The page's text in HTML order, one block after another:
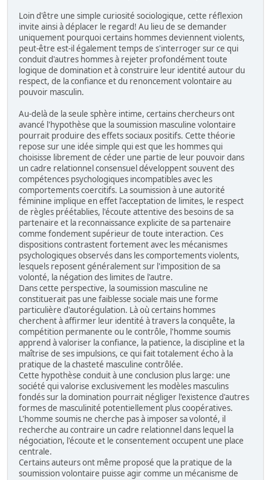
Loin d'être une simple curiosité sociologique, cette réflexion
invite ainsi à déplacer le regard! Au lieu de se demander
uniquement pourquoi certains hommes deviennent violents,
peut-être est-il également temps de s'interroger sur ce qui
conduit d'autres hommes à rejeter profondément toute
logique de domination et à construire leur identité autour du
respect, de la confiance et du renoncement volontaire au
pouvoir masculin.
Au-delà de la seule sphère intime, certains chercheurs ont
avancé l'hypothèse que la soumission masculine volontaire
pourrait produire des effets sociaux positifs. Cette théorie
repose sur une idée simple qui est que les hommes qui
choisisse librement de céder une partie de leur pouvoir dans
un cadre relationnel consensuel développent souvent des
compétences psychologiques incompatibles avec les
comportements coercitifs. La soumission à une autorité
féminine implique en effet l'acceptation de limites, le respect
de règles préétablies, l'écoute attentive des besoins de sa
partenaire et la reconnaissance explicite de sa partenaire
comme fondement supérieur de toute interaction. Ces
dispositions contrastent fortement avec les mécanismes
psychologiques observés dans les comportements violents,
lesquels reposent généralement sur l'imposition de sa
volonté, la négation des limites de l'autre.
Dans cette perspective, la soumission masculine ne
constituerait pas une faiblesse sociale mais une forme
particulière d'autorégulation. Là où certains hommes
cherchent à affirmer leur identité à travers la conquête, la
compétition permanente ou le contrôle, l'homme soumis
apprend à valoriser la confiance, la patience, la discipline et la
maîtrise de ses impulsions, ce qui fait totalement écho à la
pratique de la chasteté masculine contrôlée.
Cette hypothèse conduit à une conclusion plus large: une
société qui valorise exclusivement les modèles masculins
fondés sur la domination pourrait négliger l'existence d'autres
formes de masculinité potentiellement plus coopératives.
L'homme soumis ne cherche pas à imposer sa volonté, il
recherche au contraire un cadre relationnel dans lequel la
négociation, l'écoute et le consentement occupent une place
centrale.
Certains auteurs ont même proposé que la pratique de la
soumission volontaire puisse agir comme un mécanisme de